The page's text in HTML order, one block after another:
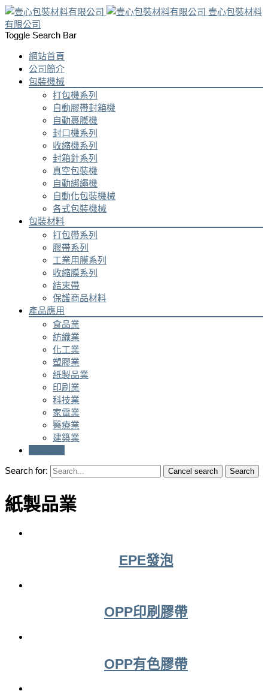
壹心包裝材料
有限公司
Toggle Search Bar
網站首頁
公司簡介
包裝機械
打包機系列
自動膠帶封箱機
自動裹膜機
封口機系列
收縮機系列
封箱針系列
真空包裝機
自動綁繩機
自動化包裝機械
各式包裝機械
包裝材料
打包帶系列
膠帶系列
工業用膜系列
收縮膜系列
結束帶
保護商品材料
產品應用
食品業
紡織業
化工業
塑膠業
紙製品業
印刷業
科技業
家電業
醫療業
建築業
Search for:
Cancel search Search
紙製品業
EPE發泡
OPP印刷膠帶
OPP有色膠帶